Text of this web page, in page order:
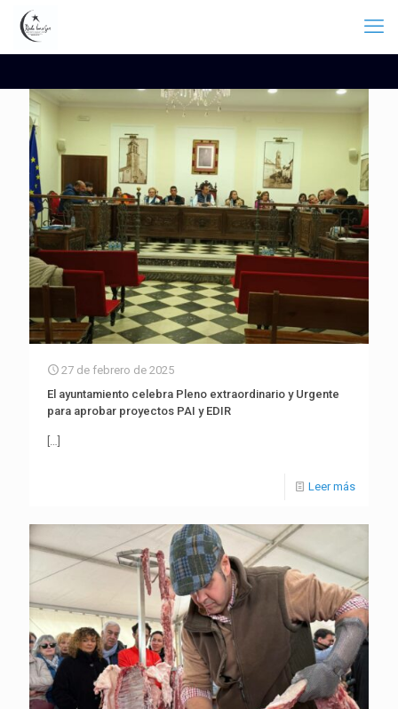
27 de febrero de 2025
El ayuntamiento celebra Pleno extraordinario y Urgente
para aprobar proyectos PAI y EDIR
[…]
Leer más